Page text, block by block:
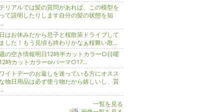
リアルでは髪の質問があれば、この模型を
て説明したりします自分の髪の状態を知
はお休みだから息子と桜散策ドライブして
した！もう見頃も終わりかなぁ桜舞い散...
の空き情報明日12時半カットカラー○日曜
時カットカラーorパーマ○17...
イトデーのお返しを迷っている方にオスス
物日用品は必ず使う物だから嬉しいし、貰
一覧を見る